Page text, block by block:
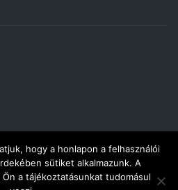
Sas Gyorsétkezde - Minden jog
hogy a honlapon a felhasználói
sütiket alkalmazunk. A
a tájékoztatásunkat tudomásul